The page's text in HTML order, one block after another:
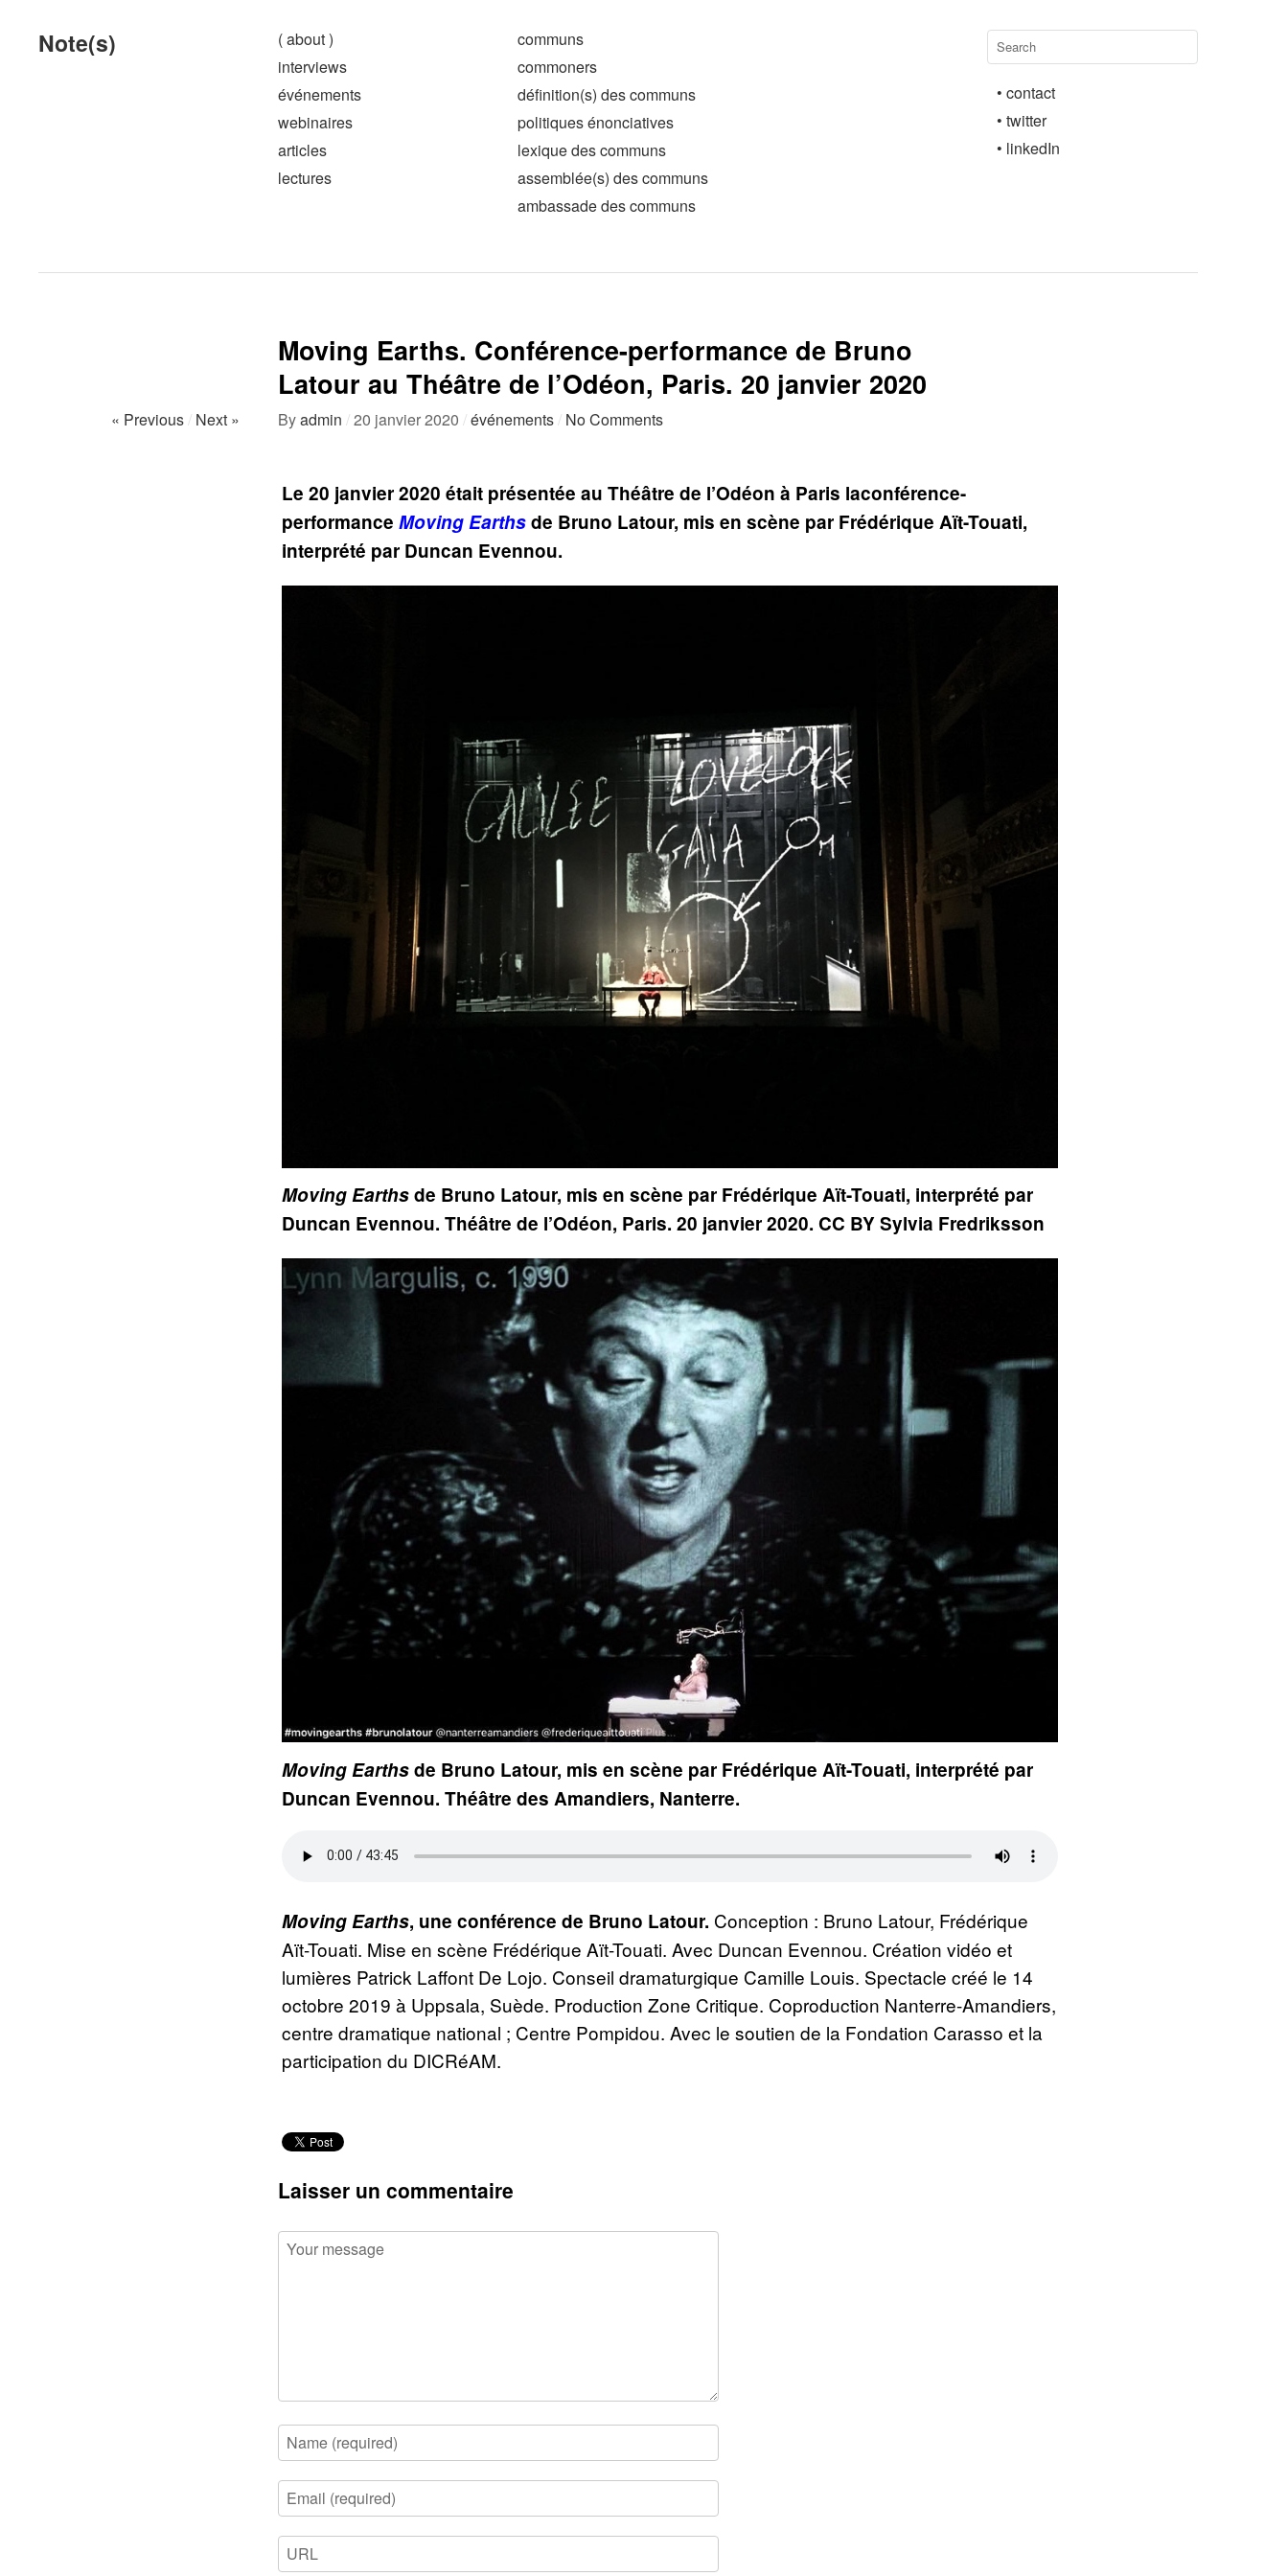
Note(s)
( about )
interviews
événements
webinaires
articles
lectures
communs
commoners
définition(s) des communs
politiques énonciatives
lexique des communs
assemblée(s) des communs
ambassade des communs
• contact
• twitter
• linkedIn
Moving Earths. Conférence-performance de Bruno
Latour au Théâtre de l’Odéon, Paris. 20 janvier 2020
« Previous/ Next » Byadmin /20 janvier 2020 /événements/ No Comments
Le 20 janvier 2020 était présentée au Théâtre de l’Odéon à Paris laconférence-
performance Moving Earthsde Bruno Latour, mis en scène par Frédérique Aït-Touati,
interprété par Duncan Evennou.
Moving Earthsde Bruno Latour, mis en scène par Frédérique Aït-Touati, interprété par
Duncan Evennou. Théâtre de l’Odéon, Paris. 20 janvier 2020. CC BY Sylvia Fredriksson
Moving Earthsde Bruno Latour, mis en scène par Frédérique Aït-Touati, interprété par
Duncan Evennou. Théâtre des Amandiers, Nanterre.
Moving Earths, une conférence de Bruno Latour. Conception : Bruno Latour, Frédérique
Aït-Touati. Mise en scène Frédérique Aït-Touati. Avec Duncan Evennou. Création vidéo et
lumières Patrick Laffont De Lojo. Conseil dramaturgique Camille Louis. Spectacle créé le 14
octobre 2019 à Uppsala, Suède. Production Zone Critique. Coproduction Nanterre-Amandiers,
centre dramatique national ; Centre Pompidou. Avec le soutien de la Fondation Carasso et la
participation du DICRéAM.
Laisser un commentaire